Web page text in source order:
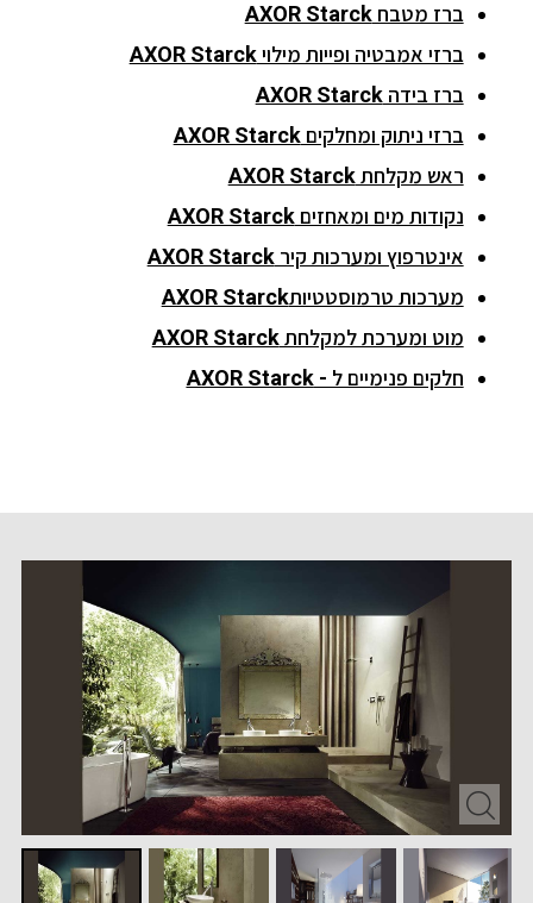
ברז מטבחAXOR Starck
ברזי אמבטיה ופייות מילויAXOR Starck
ברז בידהAXOR Starck
ברזי ניתוק ומחלקיםAXOR Starck
ראש מקלחתAXOR Starck
נקודות מים ומאחזיםAXOR Starck
אינטרפוץ ומערכות קירAXOR Starck
מערכות טרמוסטטיותAXOR Starck
מוט ומערכת למקלחתAXOR Starck
חלקים פנימיים ל -AXOR Starck